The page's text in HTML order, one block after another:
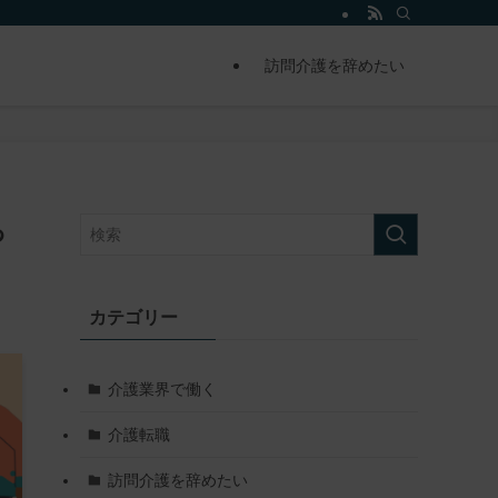
訪問介護を辞めたい
カテゴリー
介護業界で働く
介護転職
訪問介護を辞めたい